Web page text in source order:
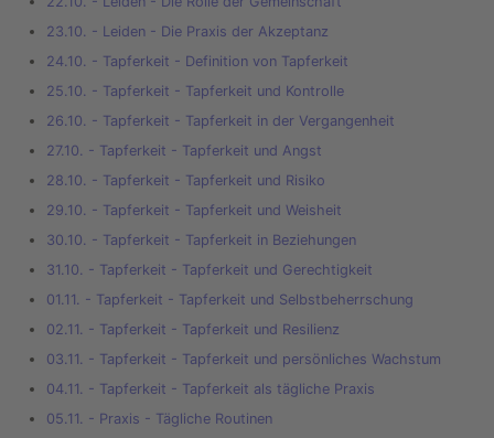
23.10. - Leiden - Die Praxis der Akzeptanz
24.10. - Tapferkeit - Definition von Tapferkeit
25.10. - Tapferkeit - Tapferkeit und Kontrolle
26.10. - Tapferkeit - Tapferkeit in der Vergangenheit
27.10. - Tapferkeit - Tapferkeit und Angst
28.10. - Tapferkeit - Tapferkeit und Risiko
29.10. - Tapferkeit - Tapferkeit und Weisheit
30.10. - Tapferkeit - Tapferkeit in Beziehungen
31.10. - Tapferkeit - Tapferkeit und Gerechtigkeit
01.11. - Tapferkeit - Tapferkeit und Selbstbeherrschung
02.11. - Tapferkeit - Tapferkeit und Resilienz
03.11. - Tapferkeit - Tapferkeit und persönliches Wachstum
04.11. - Tapferkeit - Tapferkeit als tägliche Praxis
05.11. - Praxis - Tägliche Routinen